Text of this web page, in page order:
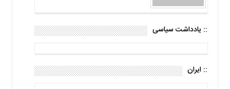
:: یادداشت سیاسی
:: ایران